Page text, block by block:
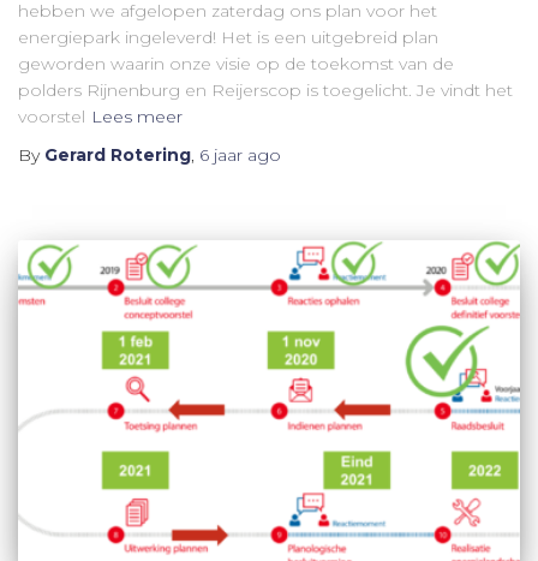
hebben we afgelopen zaterdag ons plan voor het
energiepark ingeleverd! Het is een uitgebreid plan
geworden waarin onze visie op de toekomst van de
polders Rijnenburg en Reijerscop is toegelicht. Je vindt het
voorstel Lees meer
By Gerard Rotering, 6 jaar ago